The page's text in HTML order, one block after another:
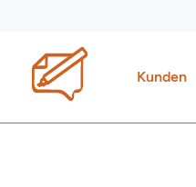
Kunden